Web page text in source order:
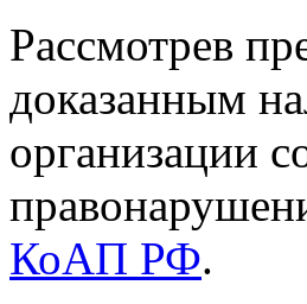
Рассмотрев
доказанным
организации
КоАП РФ.